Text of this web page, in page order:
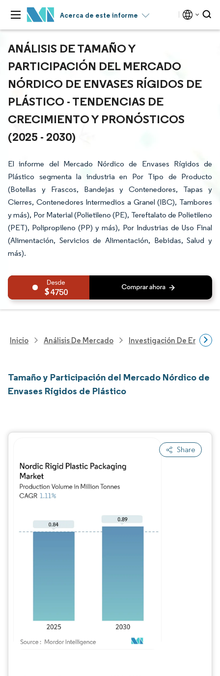
Acerca de este informe
ANÁLISIS DE TAMAÑO Y
PARTICIPACIÓN DEL MERCADO
NÓRDICO DE ENVASES RÍGIDOS DE
PLÁSTICO - TENDENCIAS DE
CRECIMIENTO Y PRONÓSTICOS
(2025 - 2030)
El informe del Mercado Nórdico de Envases Rígidos de
Plástico segmenta la industria en Por Tipo de Producto
(Botellas y Frascos, Bandejas y Contenedores, Tapas y
Cierres, Contenedores Intermedios a Granel (IBC), Tambores
y más), Por Material (Polietileno (PE), Tereftalato de Polietileno
(PET), Polipropileno (PP) y más), Por Industrias de Uso Final
(Alimentación, Servicios de Alimentación, Bebidas, Salud y
más).
4750
Inicio Análisis De Mercado Investigación De Envases
Tamaño y Participación del Mercado Nórdico de
Envases Rígidos de Plástico
Share